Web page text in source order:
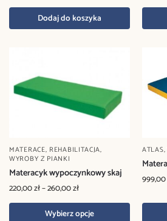
Dodaj do koszyka
MATERACE, REHABILITACJA,
WYROBY Z PIANKI
Materacyk wypoczynkowy skaj
220,00zł–260,00zł
Wybierz opcje
ATLAS,
999,00